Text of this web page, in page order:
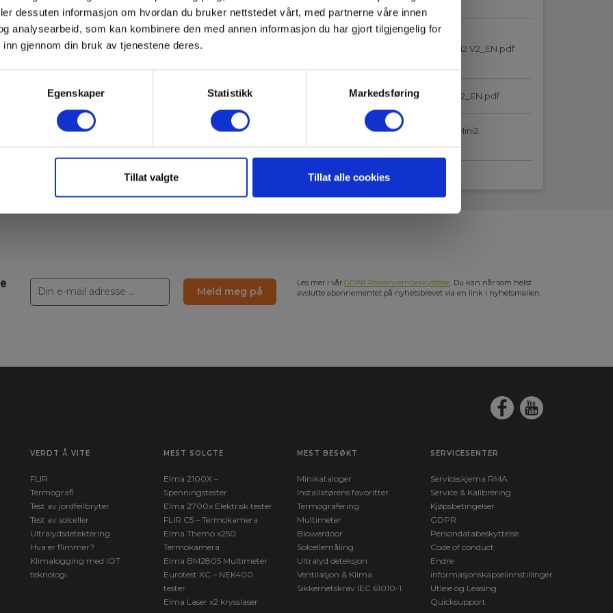
dessuten informasjon om hvordan du bruker nettstedet vårt, med partnerne våre innen
analysearbeid, som kan kombinere den med annen informasjon du har gjort tilgjengelig for
gjennom din bruk av tjenestene deres.
Egenskaper Statistikk Markedsføring
Tillat valgte Tillat alle cookies
Declaration
of
6974004644727_Elma_DoC_Hikmicro_Mini2 V2_EN.pdf
Manualer 6974004644727_Elma_Manual_HIK_Mini2V2_EN.pdf
6974004644727_Elma_Manual_Hikmicro_Mini2
Meld meg på
Les mer i vår GDPR Personvernbeskyttelse. Du kan når som helst
avslutte abonnementet på nyhetsbrevet via en link i nyhetsmailen.
VERDT Å VITE
FLIR
Termografi
Test av jordfeilbryter
Test av solceller
Ultralydsdetektering
Hva er flimmer?
Klimalogging med IOT
teknologi
MEST SOLGTE
Elma 2100X –
Spenningstester
Elma 2700x Elektrisk tester
FLIR C5 – Termokamera
Elma Themo x250
Termokamera
Elma BM2805 Multimeter
Eurotest XC – NEK400
tester
Elma Laser x2 krysslaser
MEST BESØKT
Minikataloger
Installatørens favoritter
Termografering
Multimeter
Blowerdoor
Solcellemåling
Ultralyd deteksjon
Ventilasjon & Klima
Sikkerhetskrav IEC 61010-1
SERVICESENTER
Serviceskjema RMA
Service & Kalibrering
Kjøpsbetingelser
GDPR
Persondatabeskyttelse
Code of conduct
Endre
informasjonskapselinnstillinger
Utleie og Leasing
Quicksupport